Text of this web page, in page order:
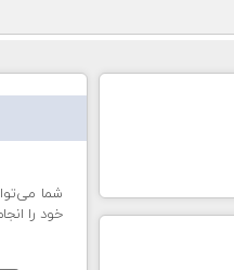
شما
خود را